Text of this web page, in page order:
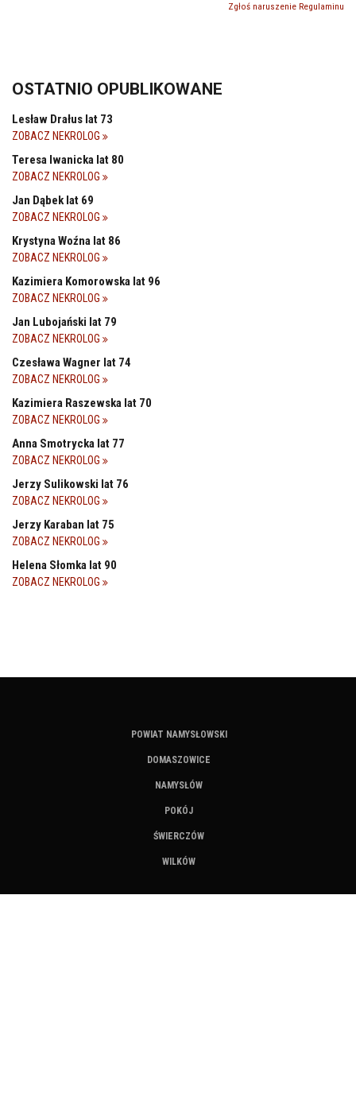
Zgłoś naruszenie Regulaminu
OSTATNIO OPUBLIKOWANE
Lesław Drałus lat 73
ZOBACZ NEKROLOG
Teresa Iwanicka lat 80
ZOBACZ NEKROLOG
Jan Dąbek lat 69
ZOBACZ NEKROLOG
Krystyna Woźna lat 86
ZOBACZ NEKROLOG
Kazimiera Komorowska lat 96
ZOBACZ NEKROLOG
Jan Lubojański lat 79
ZOBACZ NEKROLOG
Czesława Wagner lat 74
ZOBACZ NEKROLOG
Kazimiera Raszewska lat 70
ZOBACZ NEKROLOG
Anna Smotrycka lat 77
ZOBACZ NEKROLOG
Jerzy Sulikowski lat 76
ZOBACZ NEKROLOG
Jerzy Karaban lat 75
ZOBACZ NEKROLOG
Helena Słomka lat 90
ZOBACZ NEKROLOG
POWIAT NAMYSŁOWSKI
DOMASZOWICE
NAMYSŁÓW
POKÓJ
ŚWIERCZÓW
WILKÓW